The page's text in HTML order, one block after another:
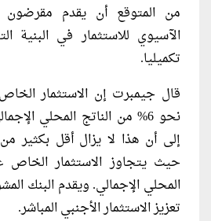
من المتوقع أن يقدم مقرضون
الآسيوي للاستثمار في البنية
تكميليا.
قال جيمبرت إن الاستثمار
إلى أن هذا لا يزال أقل بكثير من
المحلي الإجمالي. ويقدم البنك
تعزيز الاستثمار الأجنبي المباشر.